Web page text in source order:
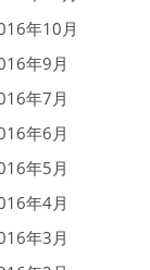
年10月
年9月
年7月
年6月
年5月
年4月
年3月